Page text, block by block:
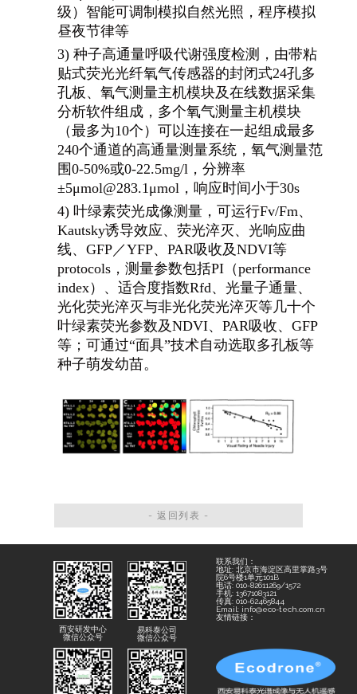
级）智能可调制模拟自然光照，程序模拟
昼夜节律等
3) 种子高通量呼吸代谢强度检测，由带粘
贴式荧光光纤氧气传感器的封闭式24孔多
孔板、氧气测量主机模块及在线数据采集
分析软件组成，多个氧气测量主机模块
（最多为10个）可以连接在一起组成最多
240个通道的高通量测量系统，氧气测量范
围0-50%或0-22.5mg/l，分辨率
±5μmol@283.1μmol，响应时间小于30s
4) 叶绿素荧光成像测量，可运行Fv/Fm、
Kautsky诱导效应、荧光淬灭、光响应曲
线、GFP／YFP、PAR吸收及NDVI等
protocols，测量参数包括PI（performance
index）、适合度指数Rfd、光量子通量、
光化荧光淬灭与非光化荧光淬灭等几十个
叶绿素荧光参数及NDVI、PAR吸收、GFP
等；可通过“面具”技术自动选取多孔板等
种子萌发幼苗。
- 返回列表 -
西安研发中心
微信公众号
易科泰公司
微信公众号
联系我们：
地址: 北京市海淀区高里掌路3号
院6号楼1单元101B
电话: 010-82611269/1572
手机: 13671083121
传真: 010-62465844
Email: info@eco-tech.com.cn
友情链接：